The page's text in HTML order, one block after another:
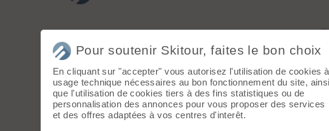
Départ :Val Thorens (2300 m)
Topo associé : Mont de Gébroulaz
Sommet associé : Mont de Gébroulaz (3511
m)
Pour soutenir Skitour, faites le bon choix
En cliquant sur "accepter" vous autorisez l'utilisation de cookies à
usage technique nécessaires au bon fonctionnement du site, ainsi
que l'utilisation de cookies tiers à des fins statistiques ou de
personnalisation des annonces pour vous proposer des services
et des offres adaptées à vos centres d'interêt.